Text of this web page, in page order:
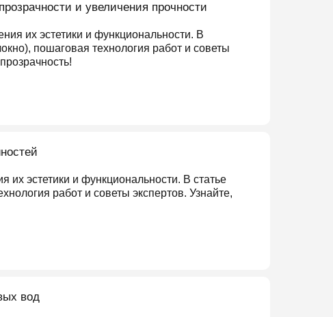
и увеличения прочности
их эстетики и функциональности. В
пошаговая технология работ и советы
эстетики и функциональности. В статье
работ и советы экспертов. Узнайте,
вод